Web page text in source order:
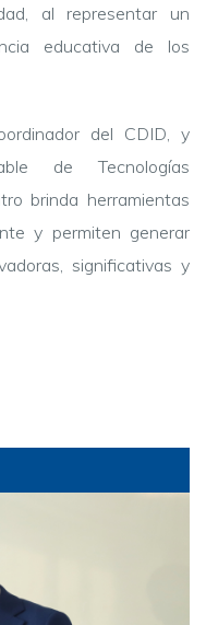
al representar un
educativa de los
del CDID, y
de Tecnologías
brinda herramientas
y permiten generar
significativas y